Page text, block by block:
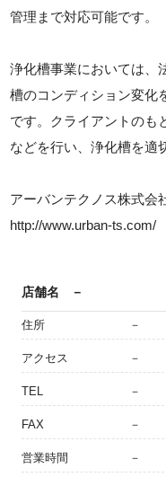
管理まで対応可能です。
浄化槽事業においては、
槽のコンディション変化
です。クライアントのも
などを行い、浄化槽を適
アーバンテクノス株式会
http://www.urban-ts.com/
店舗名 －
住所 －
アクセス －
TEL －
FAX －
営業時間 －